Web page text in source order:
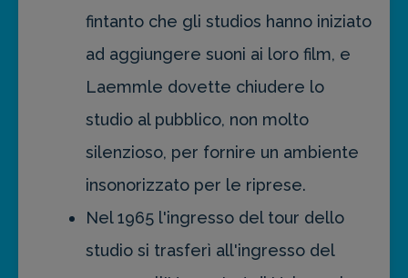
fintanto che gli studios hanno iniziato
ad aggiungere suoni ai loro film, e
Laemmle dovette chiudere lo
studio al pubblico, non molto
silenzioso, per fornire un ambiente
insonorizzato per le riprese.
Nel 1965 l'ingresso del tour dello
studio si trasferì all'ingresso del